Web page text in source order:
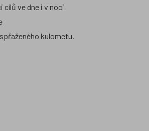
cílů ve dne i v noci
kulometu.